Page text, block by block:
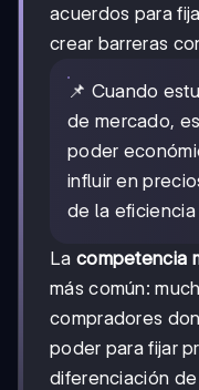
acuerdos para
crear barreras
📌 Cuando
de mercado,
poder
influir en
de la eficiencia
La competencia
más común:
compradores
poder para fijar
diferenciación